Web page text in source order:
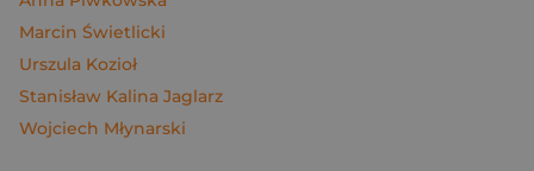
Marcin Świetlicki
Urszula Kozioł
Stanisław Kalina Jaglarz
Wojciech Młynarski